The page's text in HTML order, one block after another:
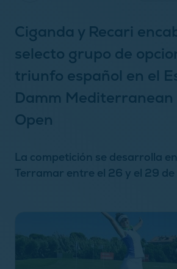
Ciganda y Recari
selecto grupo de
triunfo español en el
Damm Mediterranean
Open
La competición se desarrolla
Terramar entre el 26 y el 29